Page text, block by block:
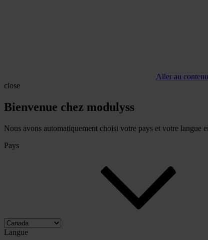
Aller au
close
Bienvenue chez modulyss
Nous avons automatiquement choisi votre pays et votre langue
Pays
Langue